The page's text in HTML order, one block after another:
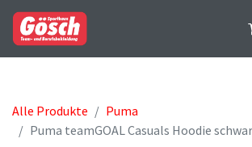
Alle Produkte
Puma
Puma teamGOAL Casuals Hoodie